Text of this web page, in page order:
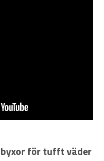
för tufft väder